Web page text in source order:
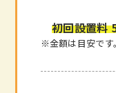
初回設置料
※金額は目安です